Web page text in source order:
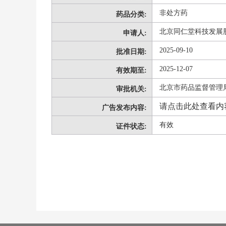
药品分类: 非处方药
申请人: 北京同仁堂科技发展
批准日期: 2025-09-10
有效期至: 2025-12-07
审批机关: 北京市药品监督管理
广告发布内容: 请点击此处查看内
证件状态: 有效